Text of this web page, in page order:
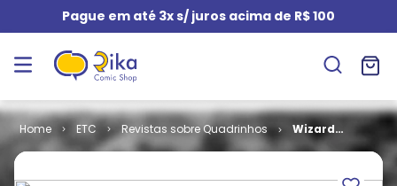
Pague em até 3x s/ juros acima de R$ 100
ETC Revistas sobre Quadrinhos
Wizard
Brasileira - 1ª